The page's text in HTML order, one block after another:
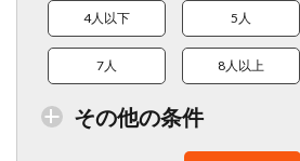
4人以下 5人
7人 8人以上
その他の条件